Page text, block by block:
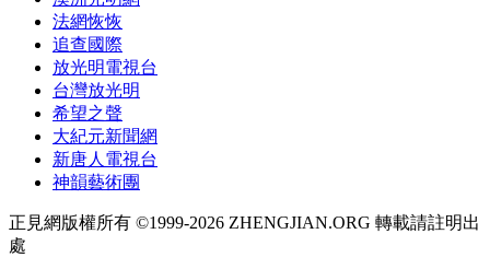
法網恢恢
追查國際
放光明電視台
台灣放光明
希望之聲
大紀元新聞網
新唐人電視台
神韻藝術團
正見網版權所有 ©1999-2026 ZHENGJIAN.ORG 轉載請註明出
處